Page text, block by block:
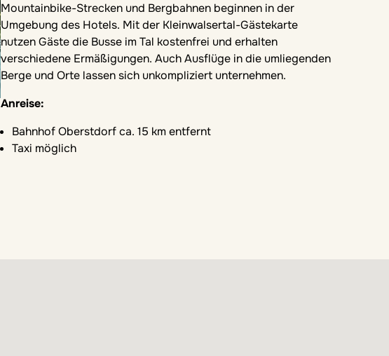
Mountainbike-Strecken und Bergbahnen beginnen in der
Umgebung des Hotels. Mit der Kleinwalsertal-Gästekarte
nutzen Gäste die Busse im Tal kostenfrei und erhalten
verschiedene Ermäßigungen. Auch Ausflüge in die umliegenden
Berge und Orte lassen sich unkompliziert unternehmen.
Anreise:
Bahnhof Oberstdorf ca. 15 km entfernt
Taxi möglich